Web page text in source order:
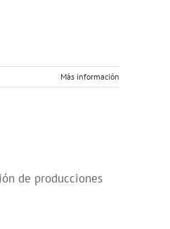
Más información
de producciones